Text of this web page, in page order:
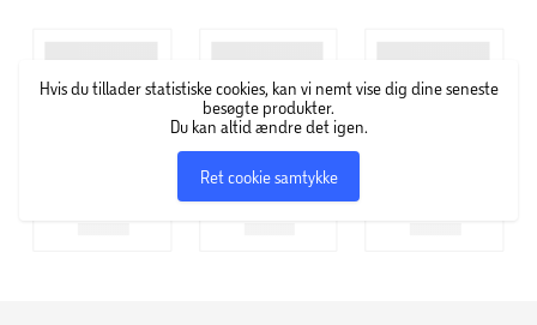
Hvis du tillader statistiske cookies, kan vi nemt vise dig dine seneste
besøgte produkter.
Du kan altid ændre det igen.
Ret cookie samtykke